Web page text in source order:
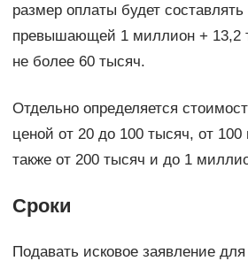
размер оплаты будет
превышающей 1 миллион + 13,2
не более 60 тысяч.
Отдельно определяется
ценой от 20 до 100 тысяч, от
также от 200 тысяч и до 1
Сроки
Подавать исковое заявление